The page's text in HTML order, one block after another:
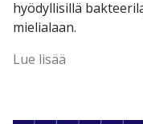
hyödyllisillä
mielialaan.
Lue lisää